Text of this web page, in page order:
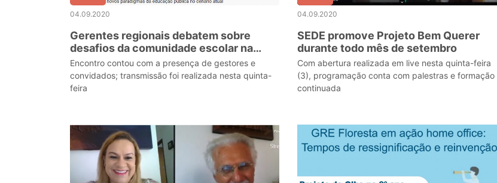
04.09.2020
Gerentes regionais debatem sobre
desafios da comunidade escolar na
pandemia
Encontro contou com a presença de gestores e
convidados; transmissão foi realizada nesta quinta-
feira
04.09.2020
SEDE promove Projeto Bem Querer
durante todo mês de setembro
Com abertura realizada em live nesta quinta-feira
(3), programação conta com palestras e formação
continuada